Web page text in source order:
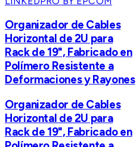
Organizador de Cables
Horizontal de 2U para
Rack de 19", Fabricado en
Polímero Resistente a
Deformaciones y Rayones
Organizador de Cables
Horizontal de 2U para
Rack de 19", Fabricado en